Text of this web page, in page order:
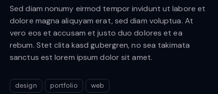
Sed diam nonumy eirmod tempor invidunt ut labore et
dolore magna aliquyam erat, sed diam voluptua. At
vero eos et accusam et justo duo dolores et ea
rebum. Stet clita kasd gubergren, no sea takimata
sanctus est lorem ipsum dolor sit amet.
design portfolio web